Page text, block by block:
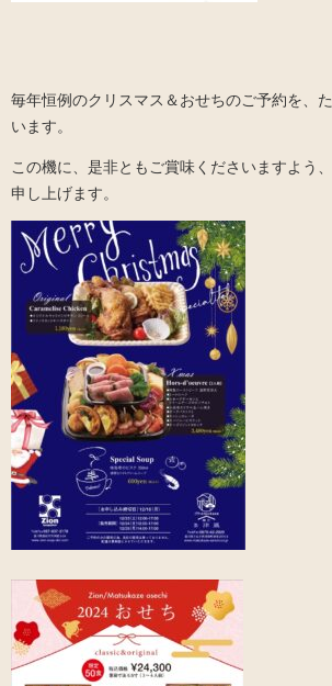
毎年恒例のクリスマス＆おせちのご予約を、
います。
この機に、是非ともご賞味くださいますよう
申し上げます。